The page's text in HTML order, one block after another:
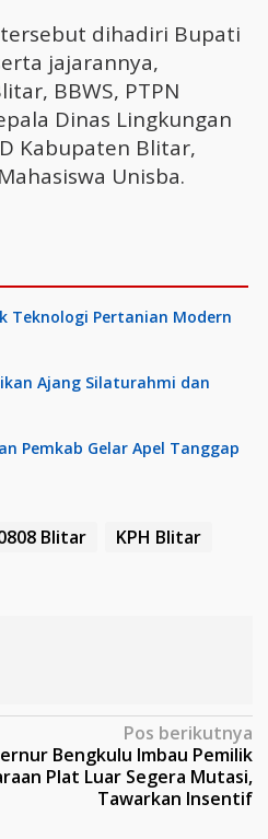
dihadiri Bupati
jajarannya,
BBWS, PTPN
Dinas Lingkungan
Kabupaten Blitar,
Unisba.
Teknologi Pertanian Modern
Ajang Silaturahmi dan
Pemkab Gelar Apel Tanggap
Blitar
KPH Blitar
Pos berikutnya
Bengkulu Imbau Pemilik
Plat Luar Segera Mutasi,
Tawarkan Insentif